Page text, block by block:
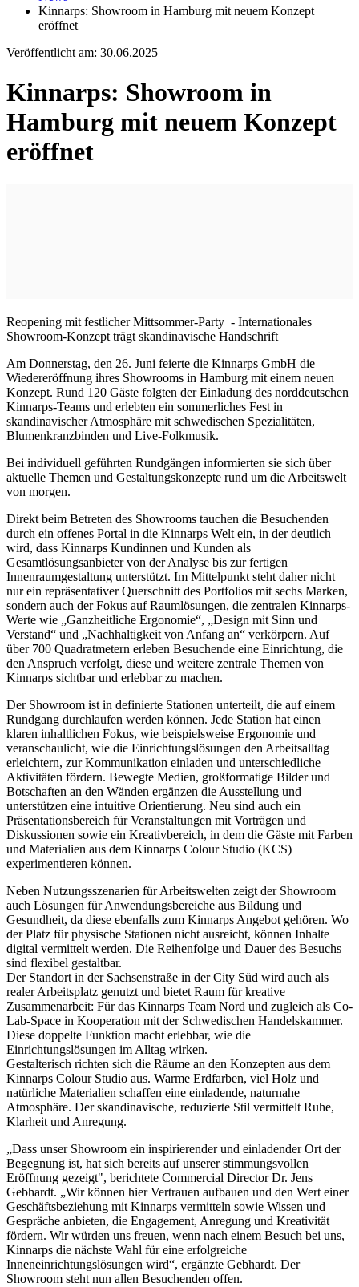
Kinnarps: Showroom in Hamburg mit neuem Konzept
eröffnet
Veröffentlicht am: 30.06.2025
Kinnarps: Showroom in
Hamburg mit neuem Konzept
eröffnet
Reopening mit festlicher Mittsommer-Party - Internationales
Showroom-Konzept trägt skandinavische Handschrift
Am Donnerstag, den 26. Juni feierte die Kinnarps GmbH die
Wiedereröffnung ihres Showrooms in Hamburg mit einem neuen
Konzept. Rund 120 Gäste folgten der Einladung des norddeutschen
Kinnarps-Teams und erlebten ein sommerliches Fest in
skandinavischer Atmosphäre mit schwedischen Spezialitäten,
Blumenkranzbinden und Live-Folkmusik.
Bei individuell geführten Rundgängen informierten sie sich über
aktuelle Themen und Gestaltungskonzepte rund um die Arbeitswelt
von morgen.
Direkt beim Betreten des Showrooms tauchen die Besuchenden
durch ein offenes Portal in die Kinnarps Welt ein, in der deutlich
wird, dass Kinnarps Kundinnen und Kunden als
Gesamtlösungsanbieter von der Analyse bis zur fertigen
Innenraumgestaltung unterstützt. Im Mittelpunkt steht daher nicht
nur ein repräsentativer Querschnitt des Portfolios mit sechs Marken,
sondern auch der Fokus auf Raumlösungen, die zentralen Kinnarps-
Werte wie „Ganzheitliche Ergonomie“, „Design mit Sinn und
Verstand“ und „Nachhaltigkeit von Anfang an“ verkörpern. Auf
über 700 Quadratmetern erleben Besuchende eine Einrichtung, die
den Anspruch verfolgt, diese und weitere zentrale Themen von
Kinnarps sichtbar und erlebbar zu machen.
Der Showroom ist in definierte Stationen unterteilt, die auf einem
Rundgang durchlaufen werden können. Jede Station hat einen
klaren inhaltlichen Fokus, wie beispielsweise Ergonomie und
veranschaulicht, wie die Einrichtungslösungen den Arbeitsalltag
erleichtern, zur Kommunikation einladen und unterschiedliche
Aktivitäten fördern. Bewegte Medien, großformatige Bilder und
Botschaften an den Wänden ergänzen die Ausstellung und
unterstützen eine intuitive Orientierung. Neu sind auch ein
Präsentationsbereich für Veranstaltungen mit Vorträgen und
Diskussionen sowie ein Kreativbereich, in dem die Gäste mit Farben
und Materialien aus dem Kinnarps Colour Studio (KCS)
experimentieren können.
Neben Nutzungsszenarien für Arbeitswelten zeigt der Showroom
auch Lösungen für Anwendungsbereiche aus Bildung und
Gesundheit, da diese ebenfalls zum Kinnarps Angebot gehören. Wo
der Platz für physische Stationen nicht ausreicht, können Inhalte
digital vermittelt werden. Die Reihenfolge und Dauer des Besuchs
sind flexibel gestaltbar.
Der Standort in der Sachsenstraße in der City Süd wird auch als
realer Arbeitsplatz genutzt und bietet Raum für kreative
Zusammenarbeit: Für das Kinnarps Team Nord und zugleich als Co-
Lab-Space in Kooperation mit der Schwedischen Handelskammer.
Diese doppelte Funktion macht erlebbar, wie die
Einrichtungslösungen im Alltag wirken.
Gestalterisch richten sich die Räume an den Konzepten aus dem
Kinnarps Colour Studio aus. Warme Erdfarben, viel Holz und
natürliche Materialien schaffen eine einladende, naturnahe
Atmosphäre. Der skandinavische, reduzierte Stil vermittelt Ruhe,
Klarheit und Anregung.
„Dass unser Showroom ein inspirierender und einladender Ort der
Begegnung ist, hat sich bereits auf unserer stimmungsvollen
Eröffnung gezeigt", berichtete Commercial Director Dr. Jens
Gebhardt. „Wir können hier Vertrauen aufbauen und den Wert einer
Geschäftsbeziehung mit Kinnarps vermitteln sowie Wissen und
Gespräche anbieten, die Engagement, Anregung und Kreativität
fördern. Wir würden uns freuen, wenn nach einem Besuch bei uns,
Kinnarps die nächste Wahl für eine erfolgreiche
Inneneinrichtungslösungen wird“, ergänzte Gebhardt. Der
Showroom steht nun allen Besuchenden offen.